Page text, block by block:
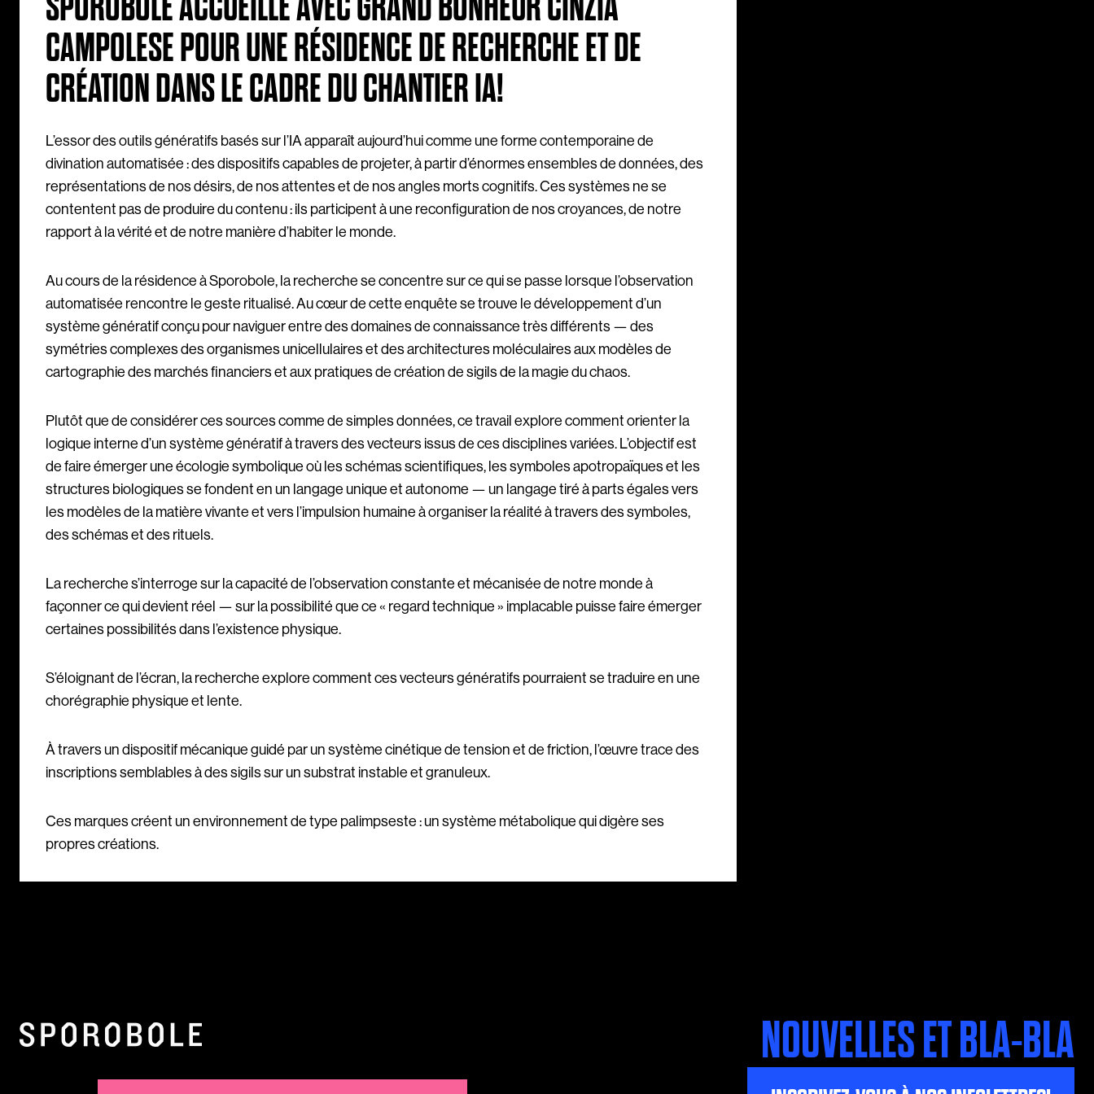
CAMPOLESE POUR UNE RÉSIDENCE DE RECHERCHE ET DE
CRÉATION DANS LE CADRE DU CHANTIER IA!
L’essor des outils génératifs basés sur l’IA apparaît aujourd’hui comme une forme contemporaine de
divination automatisée : des dispositifs capables de projeter, à partir d’énormes ensembles de données, des
représentations de nos désirs, de nos attentes et de nos angles morts cognitifs. Ces systèmes ne se
contentent pas de produire du contenu : ils participent à une reconfiguration de nos croyances, de notre
rapport à la vérité et de notre manière d’habiter le monde.
Au cours de la résidence à Sporobole, la recherche se concentre sur ce qui se passe lorsque l’observation
automatisée rencontre le geste ritualisé. Au cœur de cette enquête se trouve le développement d’un
système génératif conçu pour naviguer entre des domaines de connaissance très différents — des
symétries complexes des organismes unicellulaires et des architectures moléculaires aux modèles de
cartographie des marchés financiers et aux pratiques de création de sigils de la magie du chaos.
Plutôt que de considérer ces sources comme de simples données, ce travail explore comment orienter la
logique interne d’un système génératif à travers des vecteurs issus de ces disciplines variées. L’objectif est
de faire émerger une écologie symbolique où les schémas scientifiques, les symboles apotropaïques et les
structures biologiques se fondent en un langage unique et autonome — un langage tiré à parts égales vers
les modèles de la matière vivante et vers l’impulsion humaine à organiser la réalité à travers des symboles,
des schémas et des rituels.
La recherche s’interroge sur la capacité de l’observation constante et mécanisée de notre monde à
façonner ce qui devient réel — sur la possibilité que ce « regard technique » implacable puisse faire émerger
certaines possibilités dans l’existence physique.
S’éloignant de l’écran, la recherche explore comment ces vecteurs génératifs pourraient se traduire en une
chorégraphie physique et lente.
À travers un dispositif mécanique guidé par un système cinétique de tension et de friction, l’œuvre trace des
inscriptions semblables à des sigils sur un substrat instable et granuleux.
Ces marques créent un environnement de type palimpseste : un système métabolique qui digère ses
propres créations.
NOUVELLES ET BLA-BLA